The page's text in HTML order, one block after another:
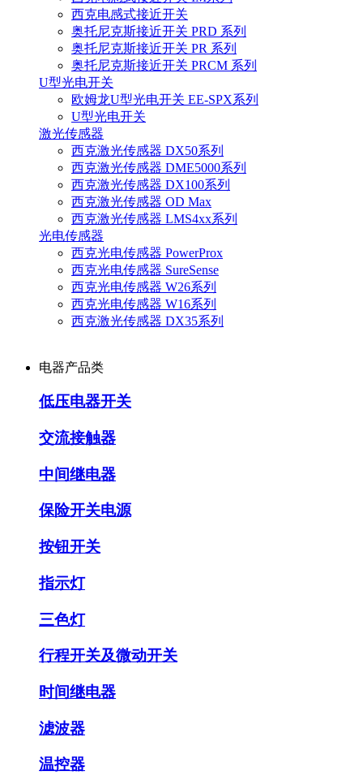
西克电感式接近开关
奥托尼克斯接近开关 PRD 系列
奥托尼克斯接近开关 PR 系列
奥托尼克斯接近开关 PRCM 系列
U型光电开关
欧姆龙U型光电开关 EE-SPX系列
U型光电开关
激光传感器
西克激光传感器 DX50系列
西克激光传感器 DME5000系列
西克激光传感器 DX100系列
西克激光传感器 OD Max
西克激光传感器 LMS4xx系列
光电传感器
西克光电传感器 PowerProx
西克光电传感器 SureSense
西克光电传感器 W26系列
西克光电传感器 W16系列
西克激光传感器 DX35系列
电器产品类
低压电器开关
交流接触器
中间继电器
保险开关电源
按钮开关
指示灯
三色灯
行程开关及微动开关
时间继电器
滤波器
温控器